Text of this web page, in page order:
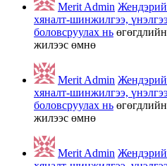
Merit Admin
хяналт-шинжилгээ,
боловсруулах нь
жилээс өмнө
Merit Admin
хяналт-шинжилгээ,
боловсруулах нь
жилээс өмнө
Merit Admin